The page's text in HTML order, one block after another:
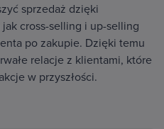
sprzedaż dzięki
cross-selling i up-selling
po zakupie. Dzięki temu
relacje z klientami, które
w przyszłości.